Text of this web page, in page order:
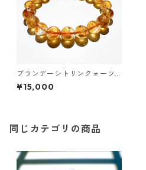
ブランデーシトリンクォーツ1
0㎜ブレスレット
¥15,000
同じカテゴリの商品